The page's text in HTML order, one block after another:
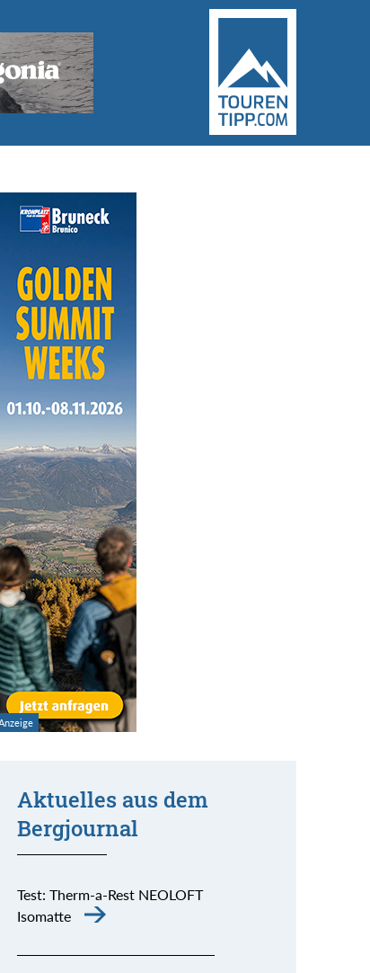
Aktuelles aus dem
Bergjournal
Test: Therm-a-Rest NEOLOFT
Isomatte